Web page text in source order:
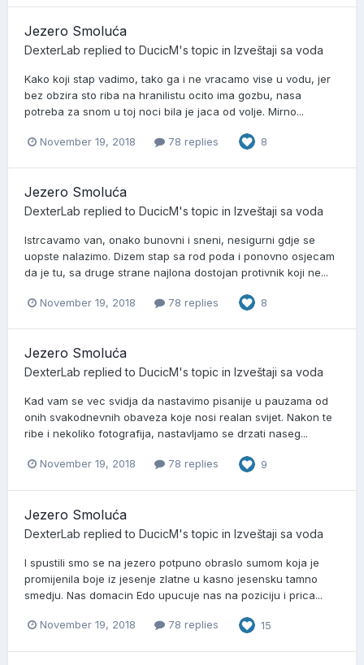
Jezero Smoluća
DexterLab replied to DucicM's topic in Izveštaji sa voda
Kako koji stap vadimo, tako ga i ne vracamo vise u vodu, jer
bez obzira sto riba na hranilistu ocito ima gozbu, nasa
potreba za snom u toj noci bila je jaca od volje. Mirno...
November 19, 2018 78 replies 8
Jezero Smoluća
DexterLab replied to DucicM's topic in Izveštaji sa voda
Istrcavamo van, onako bunovni i sneni, nesigurni gdje se
uopste nalazimo. Dizem stap sa rod poda i ponovno osjecam
da je tu, sa druge strane najlona dostojan protivnik koji ne...
November 19, 2018 78 replies 8
Jezero Smoluća
DexterLab replied to DucicM's topic in Izveštaji sa voda
Kad vam se vec svidja da nastavimo pisanije u pauzama od
onih svakodnevnih obaveza koje nosi realan svijet. Nakon te
ribe i nekoliko fotografija, nastavljamo se drzati naseg...
November 19, 2018 78 replies 9
Jezero Smoluća
DexterLab replied to DucicM's topic in Izveštaji sa voda
I spustili smo se na jezero potpuno obraslo sumom koja je
promijenila boje iz jesenje zlatne u kasno jesensku tamno
smedju. Nas domacin Edo upucuje nas na poziciju i prica...
November 19, 2018 78 replies 15